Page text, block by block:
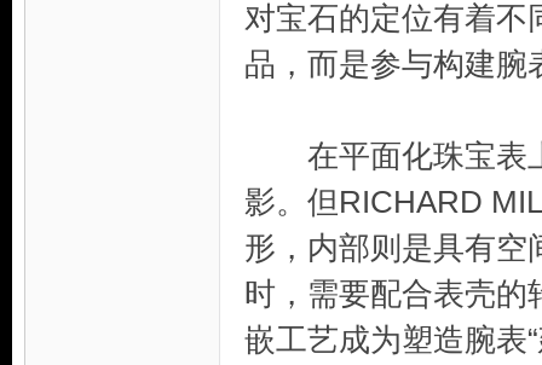
对宝石的定位有着不
品，而是参与构建腕
在平面化珠宝表上
影。但RICHARD
形，内部则是具有空
时，需要配合表壳
嵌工艺成为塑造腕表